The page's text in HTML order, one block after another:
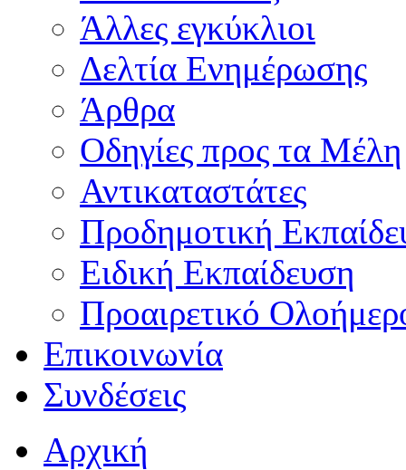
Άλλες εγκύκλιοι
Δελτία Ενημέρωσης
Άρθρα
Οδηγίες προς τα Μέλη
Αντικαταστάτες
Προδημοτική
Ειδική Εκπαίδευση
Προαιρετικό
Επικοινωνία
Συνδέσεις
Αρχική